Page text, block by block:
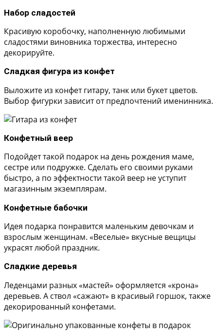
Набор сладостей
Красивую коробочку, наполненную любимыми
сладостями виновника торжества, интересно
декорируйте.
Сладкая фигура из конфет
Выложите из конфет гитару, танк или букет цветов.
Выбор фигурки зависит от предпочтений именинника.
Конфетный веер
Подойдет такой подарок на день рождения маме,
сестре или подружке. Сделать его своими руками
быстро, а по эффектности такой веер не уступит
магазинным экземплярам.
Конфетные бабочки
Идея подарка понравится маленьким девочкам и
взрослым женщинам. «Веселые» вкусные вещицы
украсят любой праздник.
Сладкие деревья
Леденцами разных «мастей» оформляется «крона»
деревьев. А ствол «сажают» в красивый горшок, также
декорированный конфетами.